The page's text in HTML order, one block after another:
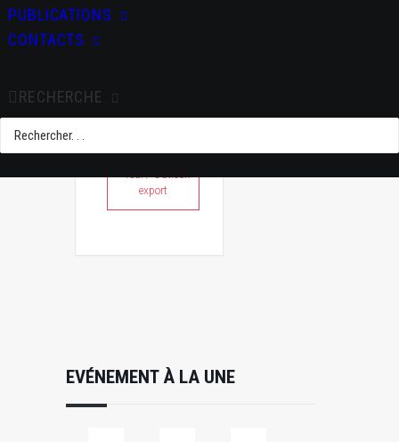
PUBLICATIONS
CONTACTS
RECHERCHE
+ Ajouter à mon
+ iCal / Outlook
export
EVÉNEMENT À LA UNE